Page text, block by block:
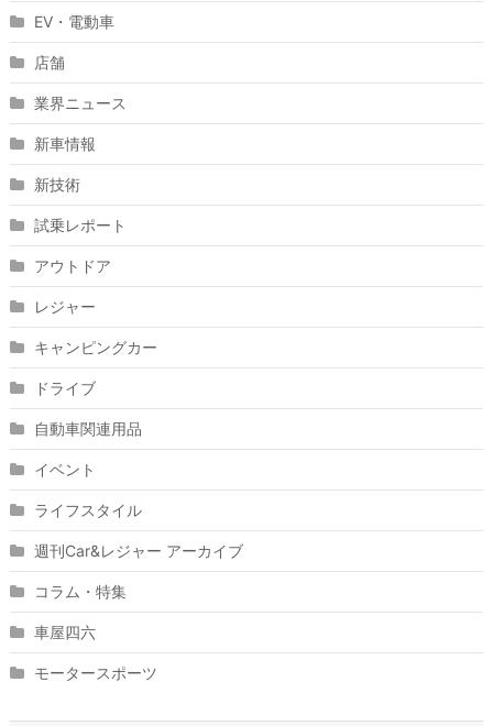
EV・電動車
店舗
業界ニュース
新車情報
新技術
試乗レポート
アウトドア
レジャー
キャンピングカー
ドライブ
自動車関連用品
イベント
ライフスタイル
週刊Car&レジャー アーカイブ
コラム・特集
車屋四六
モータースポーツ